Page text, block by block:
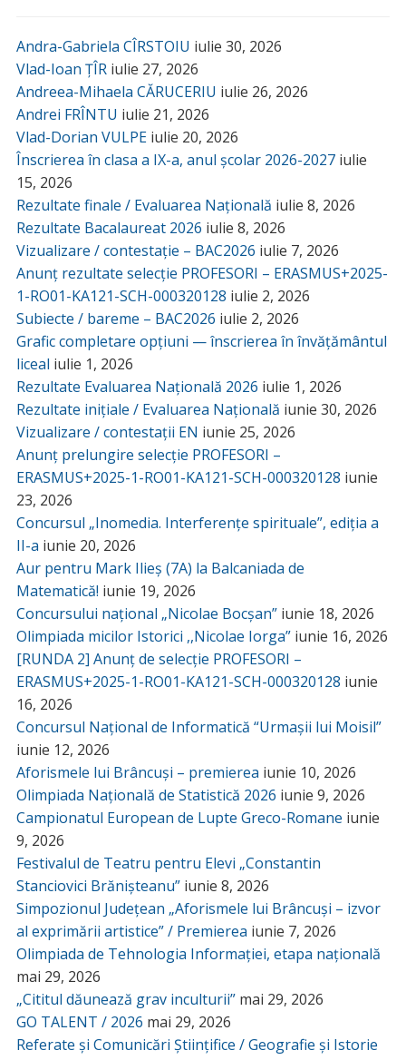
Andra-Gabriela CÎRSTOIU iulie 30, 2026
Vlad-Ioan ȚÎR iulie 27, 2026
Andreea-Mihaela CĂRUCERIU iulie 26, 2026
Andrei FRÎNTU iulie 21, 2026
Vlad-Dorian VULPE iulie 20, 2026
Înscrierea în clasa a IX-a, anul școlar 2026-2027 iulie
15, 2026
Rezultate finale / Evaluarea Națională iulie 8, 2026
Rezultate Bacalaureat 2026 iulie 8, 2026
Vizualizare / contestație – BAC2026 iulie 7, 2026
Anunț rezultate selecție PROFESORI – ERASMUS+2025-
1-RO01-KA121-SCH-000320128 iulie 2, 2026
Subiecte / bareme – BAC2026 iulie 2, 2026
Grafic completare opțiuni — înscrierea în învățământul
liceal iulie 1, 2026
Rezultate Evaluarea Națională 2026 iulie 1, 2026
Rezultate inițiale / Evaluarea Națională iunie 30, 2026
Vizualizare / contestații EN iunie 25, 2026
Anunț prelungire selecție PROFESORI –
ERASMUS+2025-1-RO01-KA121-SCH-000320128 iunie
23, 2026
Concursul „Inomedia. Interferențe spirituale”, ediția a
II-a iunie 20, 2026
Aur pentru Mark Ilieș (7A) la Balcaniada de
Matematică! iunie 19, 2026
Concursului național „Nicolae Bocșan” iunie 18, 2026
Olimpiada micilor Istorici ,,Nicolae Iorga” iunie 16, 2026
[RUNDA 2] Anunț de selecție PROFESORI –
ERASMUS+2025-1-RO01-KA121-SCH-000320128 iunie
16, 2026
Concursul Național de Informatică “Urmașii lui Moisil”
iunie 12, 2026
Aforismele lui Brâncuși – premierea iunie 10, 2026
Olimpiada Națională de Statistică 2026 iunie 9, 2026
Campionatul European de Lupte Greco-Romane iunie
9, 2026
Festivalul de Teatru pentru Elevi „Constantin
Stanciovici Brănișteanu” iunie 8, 2026
Simpozionul Județean „Aforismele lui Brâncuși – izvor
al exprimării artistice” / Premierea iunie 7, 2026
Olimpiada de Tehnologia Informației, etapa națională
mai 29, 2026
„Cititul dăunează grav inculturii” mai 29, 2026
GO TALENT / 2026 mai 29, 2026
Referate și Comunicări Științifice / Geografie și Istorie